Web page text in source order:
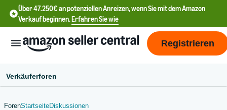
Über 47.250€ an potenziellen Anreizen, wenn Sie mit dem Amazon
Verkauf beginnen.Erfahren Sie wie
Registrieren
Verkäuferforen
ForenStartseiteDiskussionen